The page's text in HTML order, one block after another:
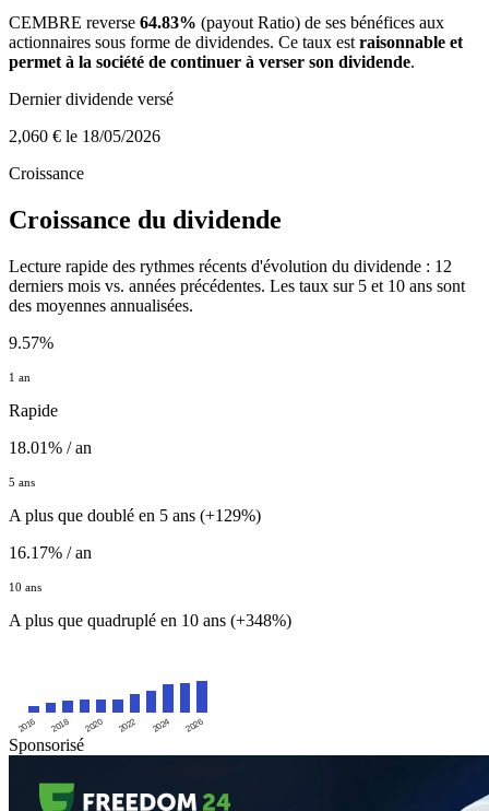
CEMBRE reverse 64.83% (payout Ratio) de ses bénéfices aux
actionnaires sous forme de dividendes. Ce taux est raisonnable et
permet à la société de continuer à verser son dividende.
Dernier dividende versé
2,060 € le 18/05/2026
Croissance
Croissance du dividende
Lecture rapide des rythmes récents d'évolution du dividende : 12
derniers mois vs. années précédentes. Les taux sur 5 et 10 ans sont
des moyennes annualisées.
9.57%
1 an
Rapide
18.01% / an
5 ans
A plus que doublé en 5 ans (+129%)
16.17% / an
10 ans
A plus que quadruplé en 10 ans (+348%)
2016 2018 2020 2022 2024 2026
Sponsorisé